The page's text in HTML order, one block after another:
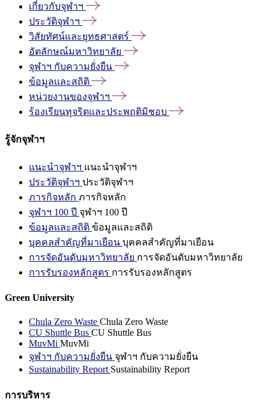
เกี่ยวกับจุฬาฯ
ประวัติจุฬาฯ
วิสัยทัศน์และยุทธศาสตร์
อัตลักษณ์มหาวิทยาลัย
จุฬาฯ กับความยั่งยืน
ข้อมูลและสถิติ
หน่วยงานของจุฬาฯ
ร้องเรียนทุจริตและประพฤติมิชอบ
รู้จักจุฬาฯ
แนะนำจุฬาฯ แนะนำจุฬาฯ
ประวัติจุฬาฯ ประวัติจุฬาฯ
ภารกิจหลัก ภารกิจหลัก
จุฬาฯ 100 ปี จุฬาฯ 100 ปี
ข้อมูลและสถิติ ข้อมูลและสถิติ
บุคคลสำคัญที่มาเยือน บุคคลสำคัญที่มาเยือน
การจัดอันดับมหาวิทยาลัย การจัดอันดับมหาวิทยาลัย
การรับรองหลักสูตร การรับรองหลักสูตร
Green University
Chula Zero Waste Chula Zero Waste
CU Shuttle Bus CU Shuttle Bus
MuvMi MuvMi
จุฬาฯ กับความยั่งยืน จุฬาฯ กับความยั่งยืน
Sustainability Report Sustainability Report
การบริหาร